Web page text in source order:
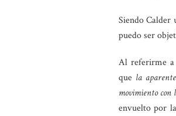
Siendo Calder
puedo ser
Al referirme a
que la
movimiento con
envuelto por